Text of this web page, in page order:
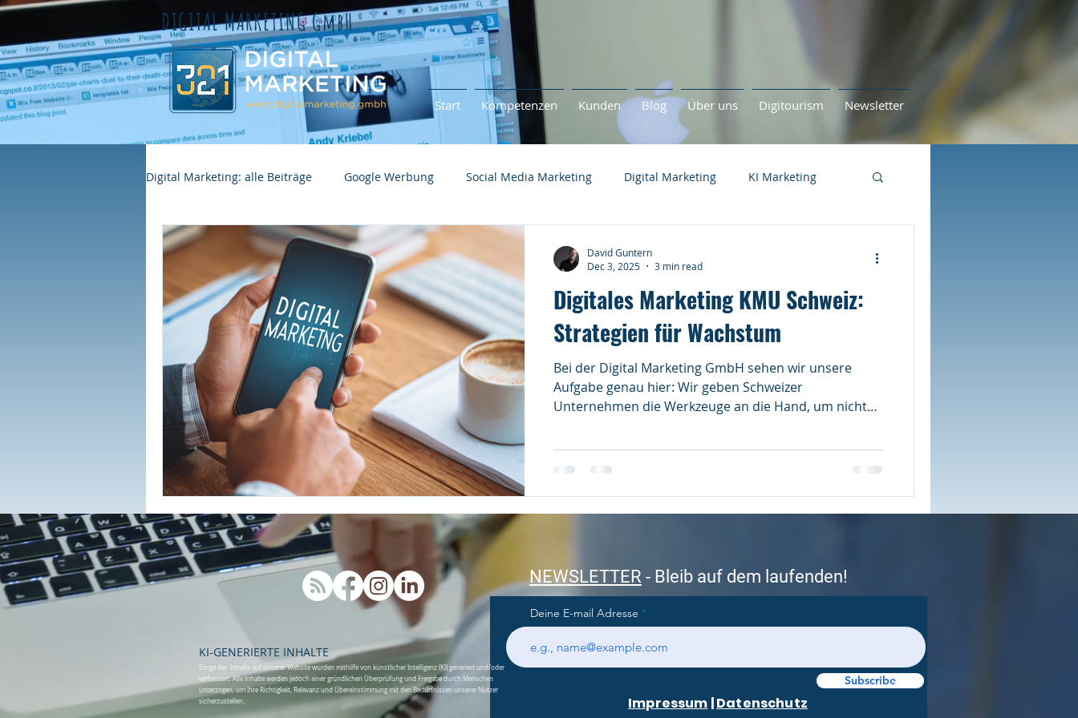
DIGITAL MARKETING GmbH
Start Kompetenzen Kunden Blog Über uns Digitourism Newsletter
Digital Marketing: alle Beiträge Google Werbung Social Media Marketing Digital Marketing KI Marketing
GEO Sichtbarkeit
Digitales Marketing KMU Schweiz:
Strategien für Wachstum
Bei der Digital Marketing GmbH sehen wir unsere
Aufgabe genau hier: Wir geben Schweizer
Unternehmen die Werkzeuge an die Hand, um nicht
David Guntern
Dec 3, 2025
3 min read
NEWSLETTER - Bleib auf dem laufenden!
Deine E-mail Adresse
Subscribe
Impressum |Datenschutz
KI-GENERIERTE INHALTE
Einige der Inhalte auf unserer Website wurden mithilfe von künstlicher Intelligenz (KI) generiert und/oder
verbessert. Alle Inhalte werden jedoch einer gründlichen Überprüfung und Freigabe durch Menschen
unterzogen, um ihre Richtigkeit, Relevanz und Übereinstimmung mit den Bedürfnissen unserer Nutzer
sicherzustellen.